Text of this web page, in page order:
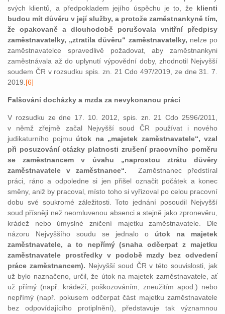
svých klientů, a předpokladem jejího úspěchu je to, že klienti
budou mít důvěru v její služby, a protože zaměstnankyně tím,
že opakovaně a dlouhodobě porušovala vnitřní předpisy
zaměstnavatelky, „ztratila důvěru“ zaměstnavatelky, nelze po
zaměstnavatelce spravedlivě požadovat, aby zaměstnankyni
zaměstnávala až do uplynutí výpovědní doby, zhodnotil Nejvyšší
soudem ČR v rozsudku spis. zn. 21 Cdo 497/2019, ze dne 31. 7.
2019. [6]
Falšování docházky a mzda za nevykonanou práci
V rozsudku ze dne 17. 10. 2012, spis. zn. 21 Cdo 2596/2011,
v němž zřejmě začal Nejvyšší soud ČR používat i nového
judikaturního pojmu útok na „majetek zaměstnavatele“, vzal
při posuzování otázky platnosti zrušení pracovního poměru
se zaměstnancem v úvahu „naprostou ztrátu důvěry
zaměstnavatele v zaměstnance“. Zaměstnanec předstíral
práci, ráno a odpoledne si jen přišel označit počátek a konec
směny, aniž by pracoval, místo toho si vyřizoval po celou pracovní
dobu své soukromé záležitosti. Toto jednání posoudil Nejvyšší
soud přísněji než neomluvenou absenci a stejně jako zpronevěru,
krádež nebo úmyslné zničení majetku zaměstnavatele. Dle
názoru Nejvyššího soudu se jednalo o útok na majetek
zaměstnavatele, a to nepřímý (snaha odčerpat z majetku
zaměstnavatele prostředky v podobě mzdy bez odvedení
práce zaměstnancem). Nejvyšší soud ČR v této souvislosti, jak
už bylo naznačeno, určil, že útok na majetek zaměstnavatele, ať
už přímý (např. krádeží, poškozováním, zneužitím apod.) nebo
nepřímý (např. pokusem odčerpat část majetku zaměstnavatele
bez odpovídajícího protiplnění), představuje tak významnou